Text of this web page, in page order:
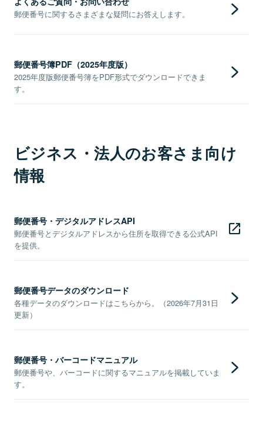
郵便番号に関するさまざまな疑問にお答えします。
郵便番号簿PDF（2025年度版）
2025年度版郵便番号簿をPDF形式でダウンロードできま
す。
ビジネス・法人のお客さま向け
情報
郵便番号・デジタルアドレスAPI
郵便番号とデジタルアドレスから住所を取得できる公式API
を提供。
郵便番号データのダウンロード
各種データのダウンロードはこちらから。（2026年7月31日
更新）
郵便番号・バーコードマニュアル
郵便番号や、バーコードに関するマニュアルを掲載していま
す。